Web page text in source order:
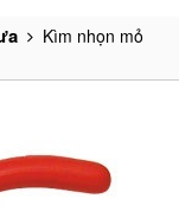
Kìm nhọn mỏ